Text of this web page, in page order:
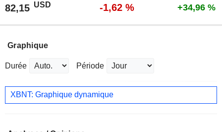
82,15 USD -1,62 % +34,96 %
Graphique
Durée Période
XBNT: Graphique dynamique